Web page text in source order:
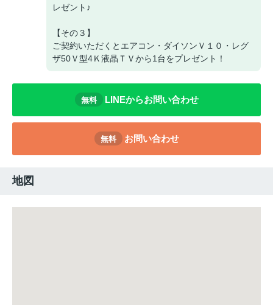
レゼント♪
【その３】
ご契約いただくとエアコン・ダイソンＶ１０・レグ
ザ50Ｖ型4Ｋ液晶ＴＶから1台をプレゼント！
無料 LINEからお問い合わせ
無料 お問い合わせ
地図